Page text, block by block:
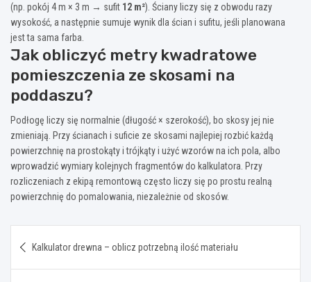
(np. pokój 4 m × 3 m → sufit 12 m²). Ściany liczy się z obwodu razy
wysokość, a następnie sumuje wynik dla ścian i sufitu, jeśli planowana
jest ta sama farba.
Jak obliczyć metry kwadratowe
pomieszczenia ze skosami na
poddaszu?
Podłogę liczy się normalnie (długość × szerokość), bo skosy jej nie
zmieniają. Przy ścianach i suficie ze skosami najlepiej rozbić każdą
powierzchnię na prostokąty i trójkąty i użyć wzorów na ich pola, albo
wprowadzić wymiary kolejnych fragmentów do kalkulatora. Przy
rozliczeniach z ekipą remontową często liczy się po prostu realną
powierzchnię do pomalowania, niezależnie od skosów.
wpisu
Kalkulator drewna – oblicz potrzebną ilość materiału